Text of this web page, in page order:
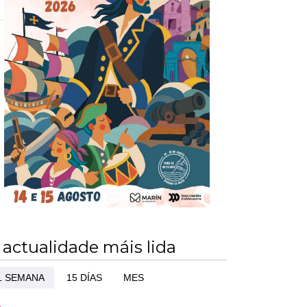
actualidade máis lida
SEMANA 15 DÍAS MES